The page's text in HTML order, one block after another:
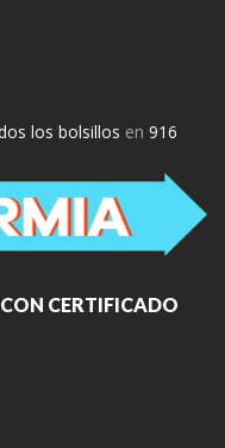
los bolsillos en 916
CERTIFICADO